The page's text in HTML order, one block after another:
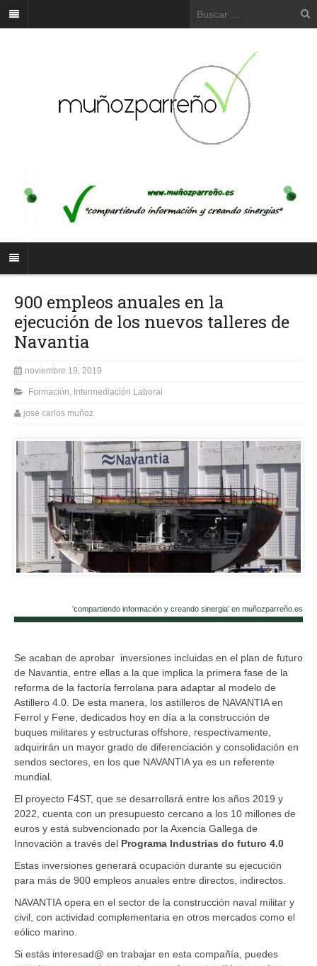
900 empleos anuales en la
ejecución de los nuevos talleres de
Navantia
noviembre 19, 2019
Formación Intermediación Laboral
jose carlos muñoz
'compartiendo información y creando sinergia' en muñozparreño.es
Se acaban de aprobar inversiones incluidas en el plan de futuro
de Navantia, entre ellas a la que implica la primera fase de la
reforma de la factoría ferrolana para adaptar al modelo de
Astillero 4.0. De esta manera, los astilleros de NAVANTIA en
Ferrol y Fene, dedicados hoy en día a la construcción de
buques militares y estructuras offshore, respectivamente,
adquirirán un mayor grado de diferenciación y consolidación en
sendos sectores, en los que NAVANTIA ya es un referente
mundial.
El proyecto F4ST, que se desarrollará entre los años 2019 y
2022, cuenta con un presupuesto cercano a los 10 millones de
euros y está subvencionado por la Axencia Gallega de
Innovación a través del Programa Industrias do futuro 4.0
Estas inversiones generará ocupación durante su ejecución
para más de 900 empleos anuales entre directos, indirectos.
NAVANTIA opera en el sector de la construcción naval militar y
civil, con actividad complementaria en otros mercados como el
eólico marino.
Si estás interesad@ en trabajar en esta compañía, puedes